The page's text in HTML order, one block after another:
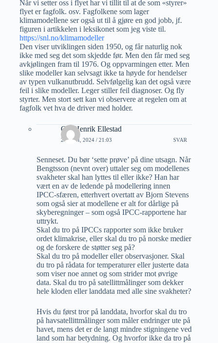
Når vi setter oss i flyet har vi tillit til at de som «styrer»
flyet er fagfolk. osv. Fagfolkene som lager
klimamodellene ser også ut til å gjøre en god jobb, jf.
figuren i artikkelen i leksikonet som jeg viste til.
https://snl.no/klimamodeller
Den viser utviklingen siden 1950, og får naturlig nok
ikke med seg det som skjedde før. Men den får med seg
avkjølingen fram til 1976. Og oppvarmingen etter. Men
slike modeller kan selvsagt ikke ta høyde for hendelser
av typen vulkanutbrudd. Selvfølgelig kan det også være
feil i slike modeller. Leger stiller feil diagnoser. Og fly
styrter. Men stort sett kan vi observere at regelen om at
fagfolk vet hva de driver med holder.
Ole Henrik Ellestad
27 JUNI, 2024 / 21:03 SVAR
Senneset. Du bør ‘sette prøve’ på dine utsagn. Når
Bengtsson (nevnt over) uttaler seg om modellenes
svakheter skal han lyttes til eller ikke? Han har
vært en av de ledende på modellering innen
IPCC-sfæren, etterhvert overtatt av Bjorn Stevens
som også sier at modellene er alt for dårlige på
skyberegninger – som også IPCC-rapportene har
uttrykt.
Skal du tro på IPCCs rapporter som ikke bruker
ordet klimakrise, eller skal du tro på norske medier
og de forskere de støtter seg på?
Skal du tro på modeller eller observasjoner. Skal
du tro på rådata for temperaturer eller justerte data
som viser noe annet og som strider mot øvrige
data. Skal du tro på satellittmålinger som dekker
hele kloden eller landdata med alle sine svakheter?
Hvis du først tror på landdata, hvorfor skal du tro
på havsatellittmålinger som måler endringer ute på
havet, mens det er de langt mindre stigningene ved
land som har betydning. Og hvorfor ikke da tro på